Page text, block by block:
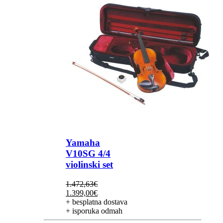
Yamaha
V10SG 4/4
violinski set
1.472,63€
Izvorna
cijena
bila
je:
1.399,00€Trenutna
cijena
je:
1.399,00€.
+ besplatna dostava
+ isporuka odmah